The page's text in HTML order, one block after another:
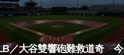
／大谷雙響砲難救道奇 今